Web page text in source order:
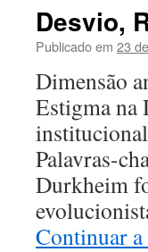
Desvio,
Publicado em 23
Dimensão
Estigma na
Palavras-
Durkheim
Continuar